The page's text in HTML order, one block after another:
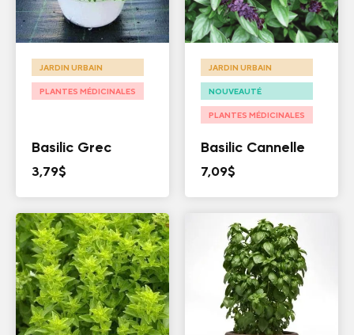
JARDIN URBAIN
PLANTES MÉDICINALES
Basilic Grec
3,79$
JARDIN URBAIN
NOUVEAUTÉ
PLANTES MÉDICINALES
Basilic Cannelle
7,09$